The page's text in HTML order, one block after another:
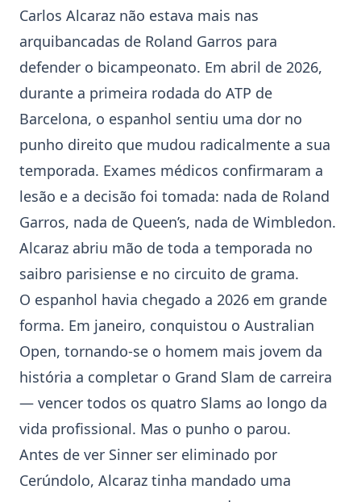
Carlos Alcaraz não estava mais nas
arquibancadas de Roland Garros para
defender o bicampeonato. Em abril de 2026,
durante a primeira rodada do ATP de
Barcelona, o espanhol sentiu uma dor no
punho direito que mudou radicalmente a sua
temporada. Exames médicos confirmaram a
lesão e a decisão foi tomada: nada de Roland
Garros, nada de Queen’s, nada de Wimbledon.
Alcaraz abriu mão de toda a temporada no
saibro parisiense e no circuito de grama.
O espanhol havia chegado a 2026 em grande
forma. Em janeiro, conquistou o Australian
Open, tornando-se o homem mais jovem da
história a completar o Grand Slam de carreira
— vencer todos os quatro Slams ao longo da
vida profissional. Mas o punho o parou.
Antes de ver Sinner ser eliminado por
Cerúndolo, Alcaraz tinha mandado uma